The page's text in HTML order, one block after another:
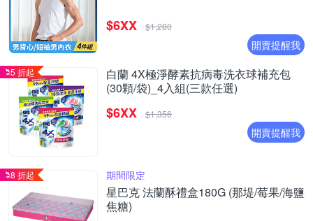
$6XX $1,280
開賣提醒我
5 折起
白蘭 4X極淨酵素抗病毒洗衣球補充包
(30顆/袋)_4入組(三款任選)
$6XX $1,356
開賣提醒我
8 折起 期間限定
星巴克 法蘭酥禮盒180G (那堤/莓果/海鹽
焦糖)